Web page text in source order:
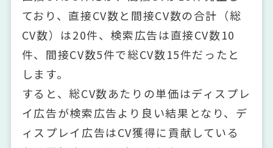
ており、直接CV数と間接CV数の合計（総
CV数）は20件、検索広告は直接CV数10
件、間接CV数5件で総CV数15件だったと
します。
すると、総CV数あたりの単価はディスプレ
イ広告が検索広告より良い結果となり、デ
ィスプレイ広告はCV獲得に貢献している